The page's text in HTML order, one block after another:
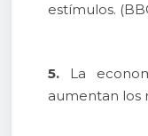
estímulos.
5.La
aumentan los